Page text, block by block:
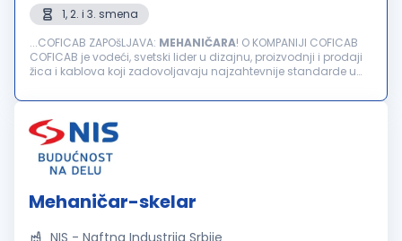
1, 2. i 3. smena
...COFICAB ZAPOšLJAVA: MEHANIČARA! O KOMPANIJI COFICAB
COFICAB je vodeći, svetski lider u dizajnu, proizvodnji i prodaji
žica i kablova koji zadovoljavaju najzahtevnije standarde u
Mehaničar-skelar
NIS - Naftna Industrija Srbije